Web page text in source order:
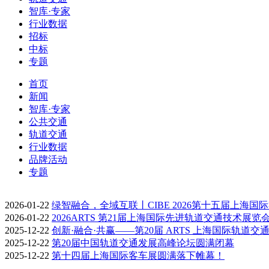
智库·专家
行业数据
招标
中标
专题
首页
新闻
智库·专家
公共交通
轨道交通
行业数据
品牌活动
专题
2026-01-22 绿智融合，全域互联丨CIBE 2026第十五届上海国
2026-01-22 2026ARTS 第21届上海国际先进轨道交通技术展览
2025-12-22 创新·融合·共赢——第20届 ARTS 上海国际轨道交
2025-12-22 第20届中国轨道交通发展高峰论坛圆满闭幕
2025-12-22 第十四届上海国际客车展圆满落下帷幕！